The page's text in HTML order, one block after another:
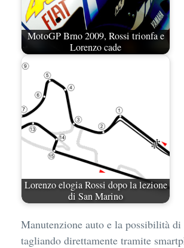
MotoGP Brno 2009, Rossi trionfa e
Lorenzo cade
Lorenzo elogia Rossi dopo la lezione
di San Marino
Manutenzione auto e la possibilità
tagliando direttamente tramite